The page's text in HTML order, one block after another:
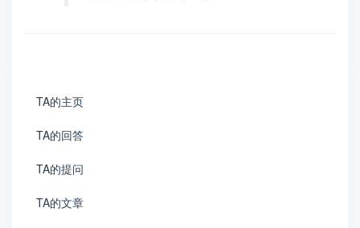
TA的主页
TA的回答
TA的提问
TA的文章